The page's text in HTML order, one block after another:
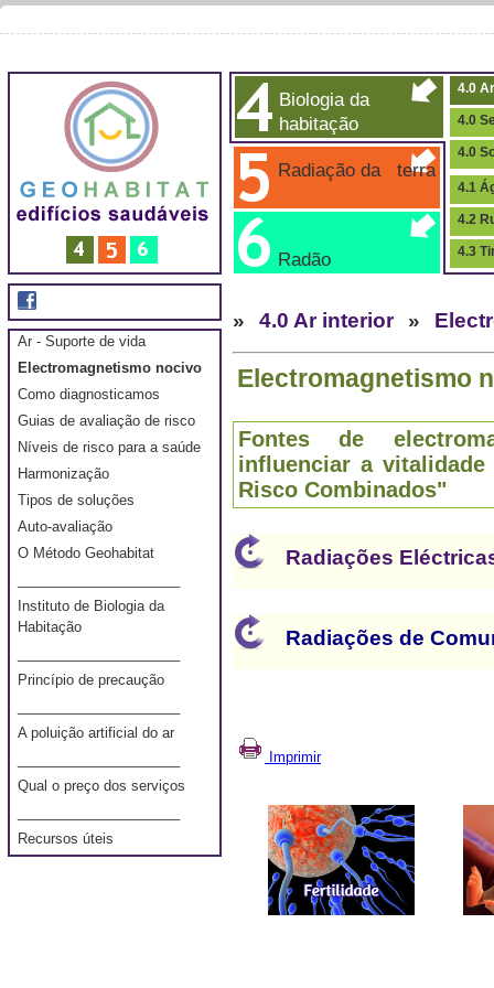
Biologia da
habitação
Radiação da terra
Radão
4.0
4.0
4.0
4.1
4.2
4.3
Ar - Suporte de vida
Electromagnetismo nocivo
Como diagnosticamos
Guias de avaliação de risco
Níveis de risco para a saúde
Harmonização
Tipos de soluções
Auto-avaliação
O Método Geohabitat
Instituto de Biologia da
Habitação
Princípio de precaução
A poluição artificial do ar
Qual o preço dos serviços
Recursos úteis
» 4.0 Ar interior »
Electromagnetismo
Fontes de
influenciar a
Risco Combinados"
Radiações
Radiações de
Imprimir